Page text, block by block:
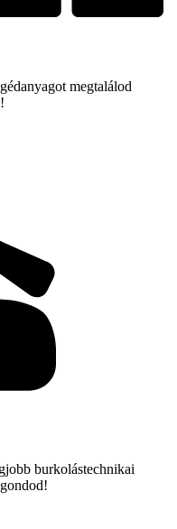
megtalálod
burkolástechnikai